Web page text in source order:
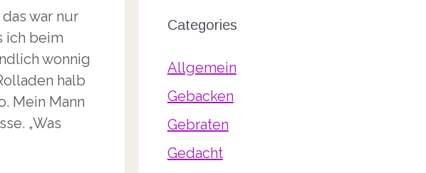
war nur
ich beim
wonnig
halb
Mein Mann
„Was
Categories
Allgemein
Gebacken
Gebraten
Gedacht